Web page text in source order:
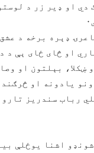
دي او ډير زر د
ډېره برخه د
او څای ځای ېې د
ښکلا، بېلتون او
يادونه او
رباب سندريز
اشنا يوځلې